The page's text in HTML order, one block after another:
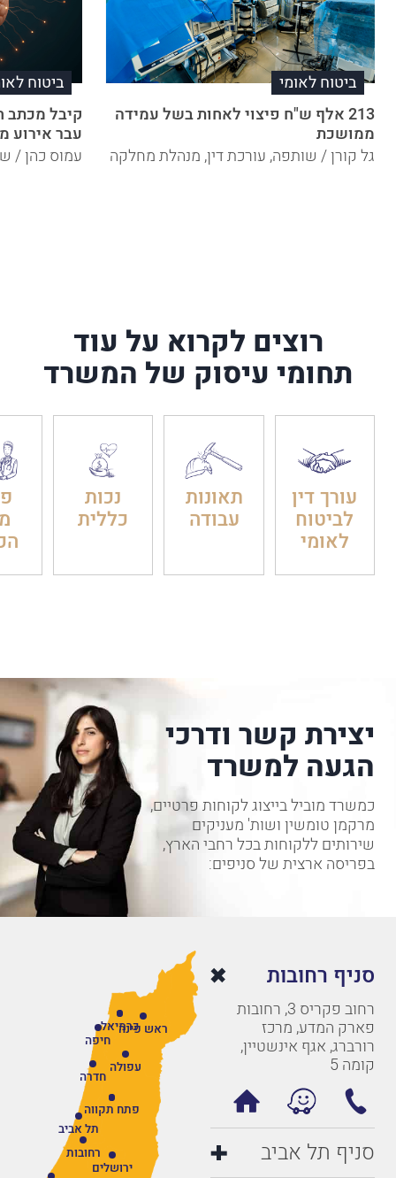
ביטוח לאומי
213 אלף ש"ח פיצוי לאחות בשל עמידה
ממושכת
גל קורן / שותפה, עורכת דין, מנהלת מחלקה
ביטוח
עבר אירוע
עמוס כהן /
רוצים לקרוא על עוד
תחומי עיסוק של המשרד
עורך דין
לביטוח
לאומי
תאונות
עבודה
נכות
כללית
יצירת קשר ודרכי
הגעה למשרד
כמשרד מוביל בייצוג לקוחות פרטיים,
מרקמן טומשין ושות' מעניקים
שירותים ללקוחות בכל רחבי הארץ,
בפריסה ארצית של סניפים:
סניף רחובות
רחוב פקריס 3, רחובות
פארק המדע, מרכז
רורברג, אגף אינשטיין,
קומה 5
סניף תל אביב
רחובות
תל אביב
חיפה
ירושלים
פתח תקווה
חדרה
עפולה
ראש פינהכרמיאל